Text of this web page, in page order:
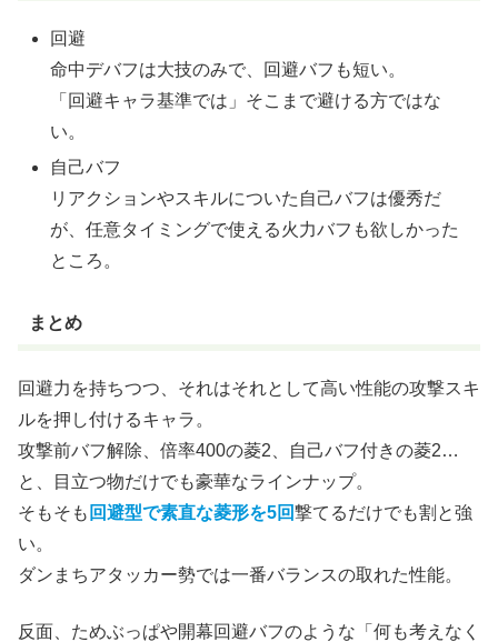
回避
命中デバフは大技のみで、回避バフも短い。
「回避キャラ基準では」そこまで避ける方ではな
い。
自己バフ
リアクションやスキルについた自己バフは優秀だ
が、任意タイミングで使える火力バフも欲しかった
ところ。
まとめ
回避力を持ちつつ、それはそれとして高い性能の攻撃スキ
ルを押し付けるキャラ。
攻撃前バフ解除、倍率400の菱2、自己バフ付きの菱2…
と、目立つ物だけでも豪華なラインナップ。
そもそも 回避型で素直な菱形を5回撃てるだけでも割と強
い。
ダンまちアタッカー勢では一番バランスの取れた性能。
反面、ためぶっぱや開幕回避バフのような「何も考えなく